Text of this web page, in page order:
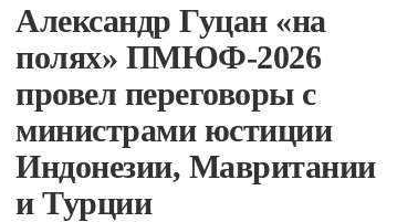
Александр Гуцан «на
полях» ПМЮФ-2026
провел переговоры с
министрами юстиции
Индонезии, Мавритании
и Турции